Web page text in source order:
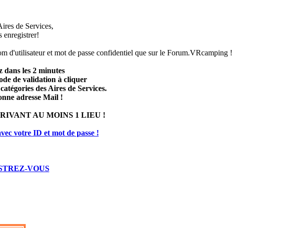
de Services,
enregistrer!
d'utilisateur et mot de passe confidentiel que sur le Forum.VRcamping !
dans les 2 minutes
de validation à cliquer
des Aires de Services.
adresse Mail !
AU MOINS 1 LIEU !
votre ID et mot de passe !
VOUS